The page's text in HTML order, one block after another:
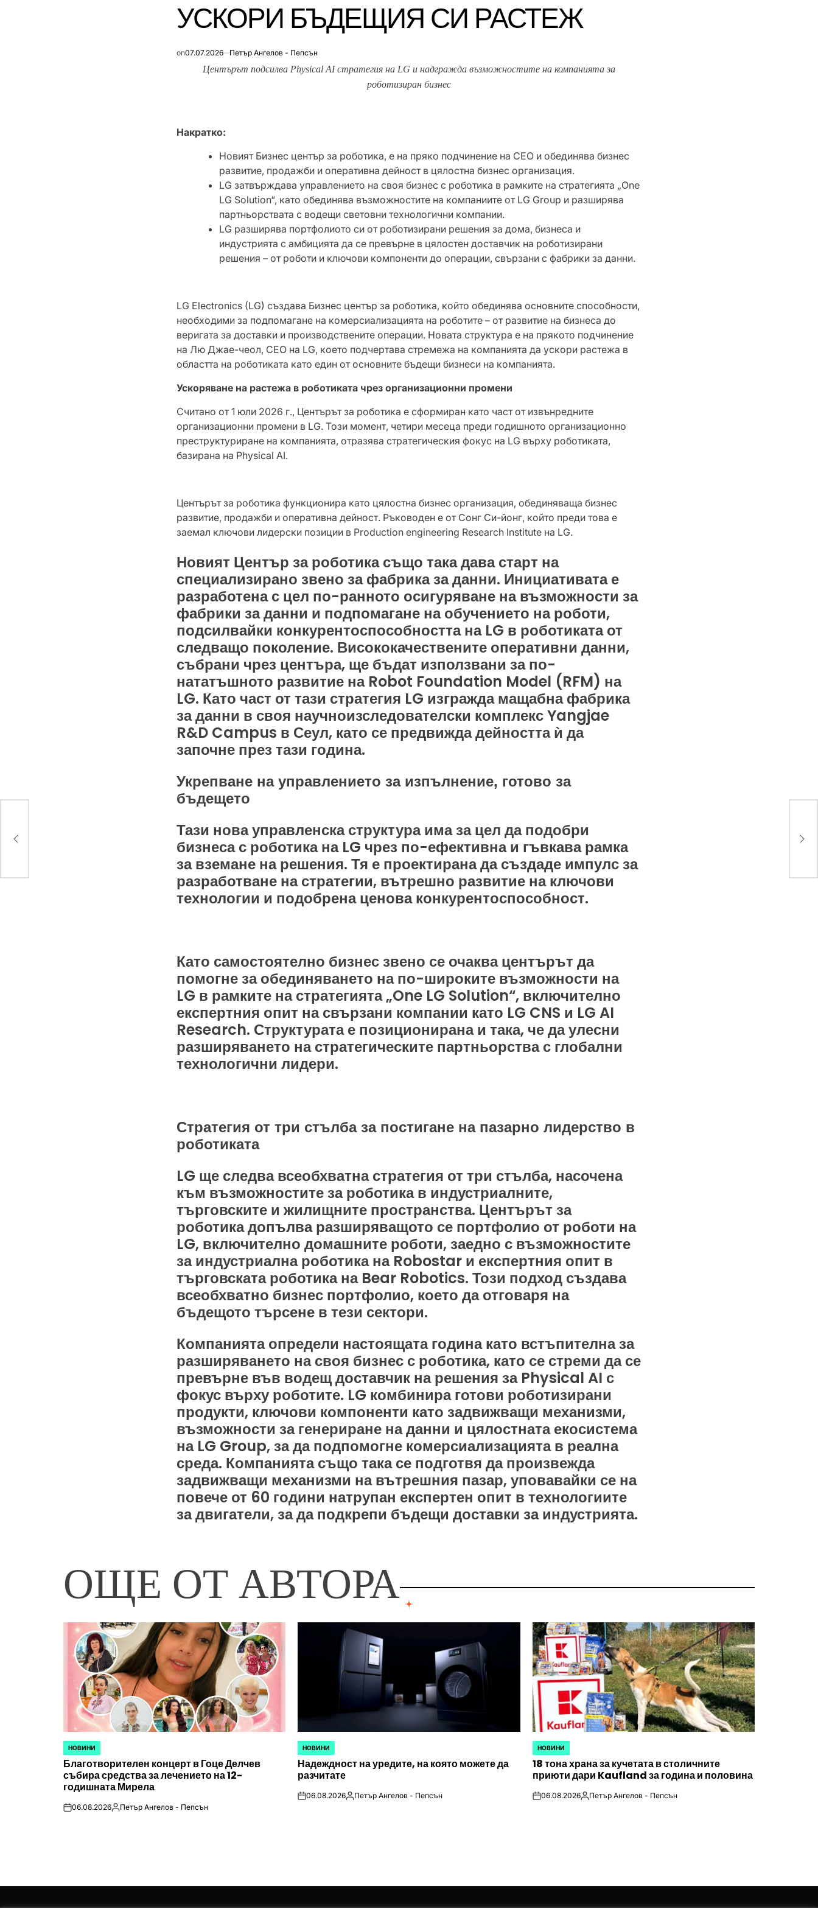
УСКОРИ БЪДЕЩИЯ СИ РАСТЕЖ
on07.07.2026 Петър Ангелов - Пепсън
Центърът подсилва Physical AI стратегия на LG и надгражда възможностите на компанията за
роботизиран бизнес
Накратко:
Новият Бизнес център за роботика, e на пряко подчинение на CEO и обединява бизнес
развитие, продажби и оперативна дейност в цялостна бизнес организация.
LG затвърждава управлението на своя бизнес с роботика в рамките на стратегията „One
LG Solution“, като обединява възможностите на компаниите от LG Group и разширява
партньорствата с водещи световни технологични компании.
LG разширява портфолиото си от роботизирани решения за дома, бизнеса и
индустрията с амбицията да се превърне в цялостен доставчик на роботизирани
решения – от роботи и ключови компоненти до операции, свързани с фабрики за данни.
LG Electronics (LG) създава Бизнес център за роботика, който обединява основните способности,
необходими за подпомагане на комерсиализацията на роботите – от развитие на бизнеса до
веригата за доставки и производствените операции. Новата структура е на прякото подчинение
на Лю Джае-чеол, CEO на LG, което подчертава стремежа на компанията да ускори растежа в
областта на роботиката като един от основните бъдещи бизнеси на компанията.
Ускоряване на растежа в роботиката чрез организационни промени
Считано от 1 юли 2026 г., Центърът за роботика е сформиран като част от извънредните
организационни промени в LG. Този момент, четири месеца преди годишното организационно
преструктуриране на компанията, отразява стратегическия фокус на LG върху роботиката,
базирана на Physical AI.
Центърът за роботика функционира като цялостна бизнес организация, обединяваща бизнес
развитие, продажби и оперативна дейност. Ръководен е от Сонг Си-йонг, който преди това е
заемал ключови лидерски позиции в Production engineering Research Institute на LG.
Новият Център за роботика също така дава старт на
специализирано звено за фабрика за данни. Инициативата е
разработена с цел по-ранното осигуряване на възможности за
фабрики за данни и подпомагане на обучението на роботи,
подсилвайки конкурентоспособността на LG в роботиката от
следващо поколение. Висококачествените оперативни данни,
събрани чрез центъра, ще бъдат използвани за по-
нататъшното развитие на Robot Foundation Model (RFM) на
LG. Като част от тази стратегия LG изгражда мащабна фабрика
за данни в своя научноизследователски комплекс Yangjae
R&D Campus в Сеул, като се предвижда дейността ѝ да
започне през тази година.
Укрепване на управлението за изпълнение, готово за
бъдещето
Тази нова управленска структура има за цел да подобри
бизнеса с роботика на LG чрез по-ефективна и гъвкава рамка
за вземане на решения. Тя е проектирана да създаде импулс за
разработване на стратегии, вътрешно развитие на ключови
технологии и подобрена ценова конкурентоспособност.
Като самостоятелно бизнес звено се очаква центърът да
помогне за обединяването на по-широките възможности на
LG в рамките на стратегията „One LG Solution“, включително
експертния опит на свързани компании като LG CNS и LG AI
Research. Структурата е позиционирана и така, че да улесни
разширяването на стратегическите партньорства с глобални
технологични лидери.
Стратегия от три стълба за постигане на пазарно лидерство в
роботиката
LG ще следва всеобхватна стратегия от три стълба, насочена
към възможностите за роботика в индустриалните,
търговските и жилищните пространства. Центърът за
роботика допълва разширяващото се портфолио от роботи на
LG, включително домашните роботи, заедно с възможностите
за индустриална роботика на Robostar и експертния опит в
търговската роботика на Bear Robotics. Този подход създава
всеобхватно бизнес портфолио, което да отговаря на
бъдещото търсене в тези сектори.
Компанията определи настоящата година като встъпителна за
разширяването на своя бизнес с роботика, като се стреми да се
превърне във водещ доставчик на решения за Physical AI с
фокус върху роботите. LG комбинира готови роботизирани
продукти, ключови компоненти като задвижващи механизми,
възможности за генериране на данни и цялостната екосистема
на LG Group, за да подпомогне комерсиализацията в реална
среда. Компанията също така се подготвя да произвежда
задвижващи механизми на вътрешния пазар, уповавайки се на
повече от 60 години натрупан експертен опит в технологиите
за двигатели, за да подкрепи бъдещи доставки за индустрията.
ОЩЕ ОТ АВТОРА
POSTED
IN
НОВИНИ
Благотворителен концерт в Гоце Делчев
събира средства за лечението на 12-
годишната Мирела
on06.08.2026Posted
Петър Ангелов - Пепсън
POSTED
IN
НОВИНИ
Надеждност на уредите, на която можете да
разчитате
on06.08.2026Posted
Петър Ангелов - Пепсън
POSTED
IN
НОВИНИ
18 тона храна за кучетата в столичните
приюти дари Kaufland за година и половина
on06.08.2026PostedПетър Ангелов - Пепсън
на